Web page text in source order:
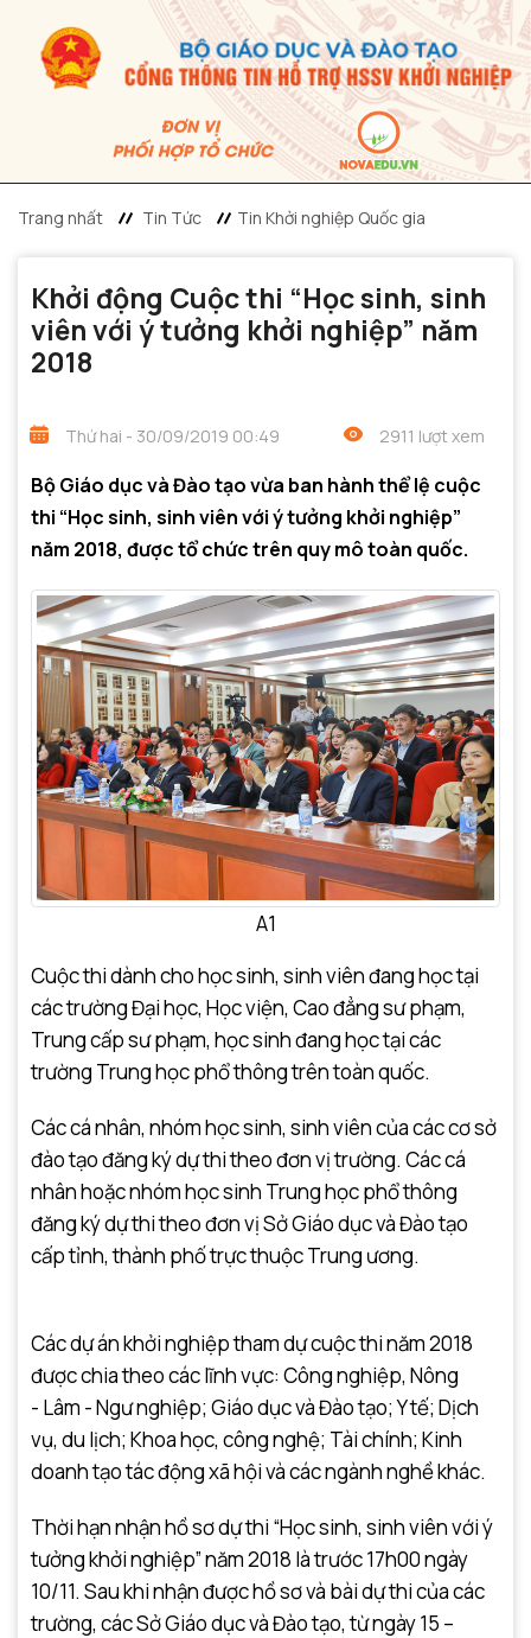
Trang nhất Tin Tức Tin Khởi nghiệp Quốc gia
Khởi động Cuộc thi “Học sinh, sinh
viên với ý tưởng khởi nghiệp” năm
2018
Thứ hai - 30/09/2019 00:49 2911 lượt xem
Bộ Giáo dục và Đào tạo vừa ban hành thể lệ cuộc
thi “Học sinh, sinh viên với ý tưởng khởi nghiệp”
năm 2018, được tổ chức trên quy mô toàn quốc.
A1
Cuộc thi dành cho học sinh, sinh viên đang học tại
các trường Đại học, Học viện, Cao đẳng sư phạm,
Trung cấp sư phạm, học sinh đang học tại các
trường Trung học phổ thông trên toàn quốc.
Các cá nhân, nhóm học sinh, sinh viên của các cơ sở
đào tạo đăng ký dự thi theo đơn vị trường. Các cá
nhân hoặc nhóm học sinh Trung học phổ thông
đăng ký dự thi theo đơn vị Sở Giáo dục và Đào tạo
cấp tỉnh, thành phố trực thuộc Trung ương.
Các dự án khởi nghiệp tham dự cuộc thi năm 2018
được chia theo các lĩnh vực: Công nghiệp, Nông
- Lâm - Ngư nghiệp; Giáo dục và Đào tạo; Y tế; Dịch
vụ, du lịch; Khoa học, công nghệ; Tài chính; Kinh
doanh tạo tác động xã hội và các ngành nghề khác.
Thời hạn nhận hồ sơ dự thi “Học sinh, sinh viên với ý
tưởng khởi nghiệp” năm 2018 là trước 17h00 ngày
10/11. Sau khi nhận được hồ sơ và bài dự thi của các
trường, các Sở Giáo dục và Đào tạo, từ ngày 15 –